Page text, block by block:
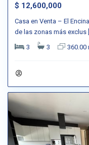
$ 12,600,000
Casa en Venta – El
de las zonas más exclus
3
3 360.00